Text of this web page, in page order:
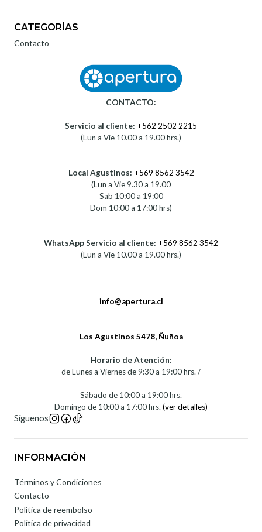
CATEGORÍAS
Contacto
CONTACTO:
Servicio al cliente: +562 2502 2215
(Lun a Vie 10.00 a 19.00 hrs.)
Local Agustinos: +569 8562 3542
(Lun a Vie 9.30 a 19.00
Sab 10:00 a 19:00
Dom 10:00 a 17:00 hrs)
WhatsApp Servicio al cliente: +569 8562 3542
(Lun a Vie 10.00 a 19.00 hrs.)
info@apertura.cl
Los Agustinos 5478, Ñuñoa
Horario de Atención:
de Lunes a Viernes de 9:30 a 19:00 hrs. /
Sábado de 10:00 a 19:00 hrs.
Domingo de 10:00 a 17:00 hrs. (ver detalles)
Síguenos
INFORMACIÓN
Términos y Condiciones
Contacto
Política de reembolso
Política de privacidad